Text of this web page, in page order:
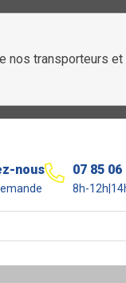
transporteurs
nous 07 85 06
8h-